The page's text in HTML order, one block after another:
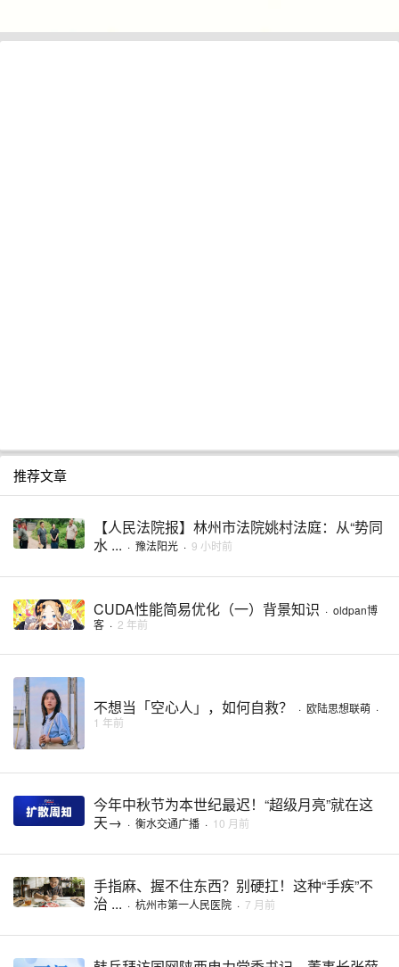
推荐文章
【人民法院报】林州市法院姚村法庭：从“势同
水 ... · 豫法阳光 · 9 小时前
CUDA性能简易优化（一）背景知识 · oldpan博
客 · 2 年前
不想当「空心人」，如何自救？ · 欧陆思想联萌 ·
1 年前
今年中秋节为本世纪最迟！“超级月亮”就在这
天→ · 衡水交通广播 · 10 月前
手指麻、握不住东西？别硬扛！这种“手疾”不
治 ... · 杭州市第一人民医院 · 7 月前